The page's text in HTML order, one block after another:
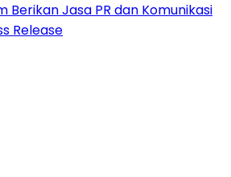
Berikan Jasa PR dan Komunikasi
Release